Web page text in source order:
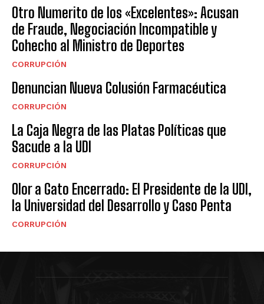
Otro Numerito de los «Excelentes»: Acusan
de Fraude, Negociación Incompatible y
Cohecho al Ministro de Deportes
CORRUPCIÓN
Denuncian Nueva Colusión Farmacéutica
CORRUPCIÓN
La Caja Negra de las Platas Políticas que
Sacude a la UDI
CORRUPCIÓN
Olor a Gato Encerrado: El Presidente de la UDI,
la Universidad del Desarrollo y Caso Penta
CORRUPCIÓN